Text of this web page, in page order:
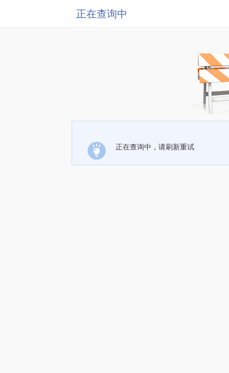
正在查询中
正在查询中，请刷新重试